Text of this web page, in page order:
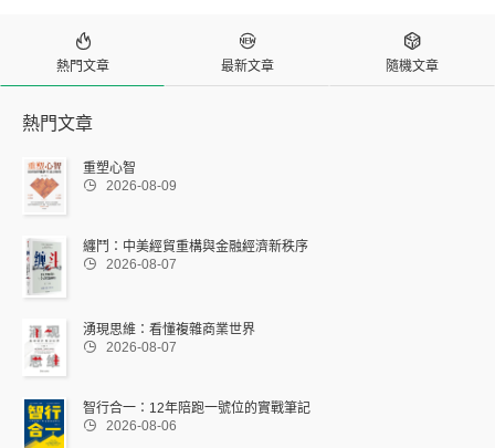

熱門文章

最新文章

隨機文章
熱門文章
重塑心智
 2026-08-09
纏鬥：中美經貿重構與金融經濟新秩序
 2026-08-07
湧現思維：看懂複雜商業世界
 2026-08-07
智行合一：12年陪跑一號位的實戰筆記
 2026-08-06